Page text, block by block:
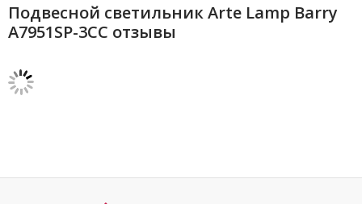
Подвесной светильник Arte Lamp Barry
A7951SP-3CC отзывы